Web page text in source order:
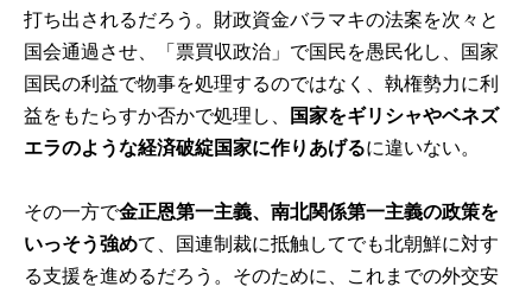
打ち出されるだろう。財政資金バラマキの法案を次々と
国会通過させ、「票買収政治」で国民を愚民化し、国家
国民の利益で物事を処理するのではなく、執権勢力に利
益をもたらすか否かで処理し、
国家をギリシャやベネズ
エラのような経済破綻国家に作りあげるに違いない。
その一方で金正恩第一主義、南北関係第一主義の政策を
いっそう強めて、国連制裁に抵触してでも北朝鮮に対す
る支援を進めるだろう。そのために、これまでの外交安